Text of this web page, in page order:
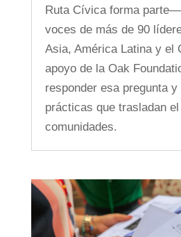
Ruta Cívica forma
voces de más de 90
Asia, América Latina y el
apoyo de la Oak
responder esa pregunta
prácticas que trasladan
comunidades.